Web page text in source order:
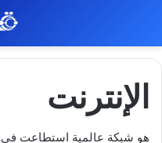
الإنترنت
هو شبكة عالمية استطاعت في